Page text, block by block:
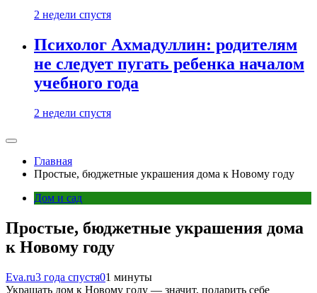
2 недели спустя
Психолог Ахмадуллин: родителям
не следует пугать ребенка началом
учебного года
2 недели спустя
Главная
Простые, бюджетные украшения дома к Новому году
Дом и сад
Простые, бюджетные украшения дома
к Новому году
Eva.ru3 года спустя01 минуты
Украшать дом к Новому году — значит, подарить себе